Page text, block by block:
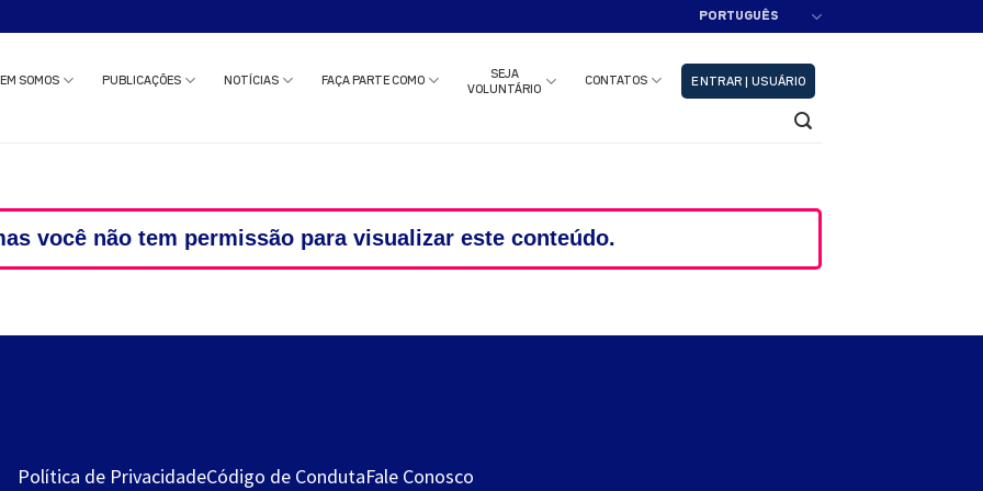
PORTUGUÊS
SOMOS PUBLICAÇÕES NOTÍCIAS FAÇA PARTE COMO
SEJA
VOLUNTÁRIO
CONTATOS ENTRAR | USUÁRIO
você não tem permissão para visualizar este conteúdo.
Política de PrivacidadeCódigo de CondutaFale Conosco
estudo clínico ou solicitar uma reunião com nossa equipe?Clique aquie cadastre-se!! Fechar